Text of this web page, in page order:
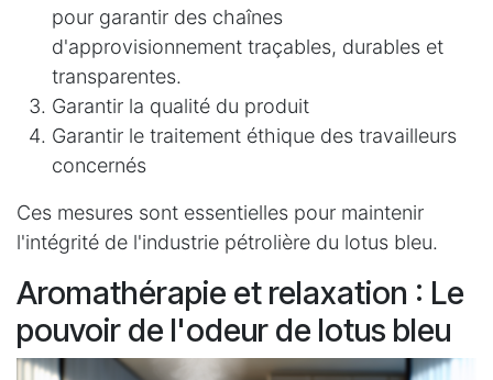
pour garantir des chaînes
d'approvisionnement traçables, durables et
transparentes.
Garantir la qualité du produit
Garantir le traitement éthique des travailleurs
concernés
Ces mesures sont essentielles pour maintenir
l'intégrité de l'industrie pétrolière du lotus bleu.
Aromathérapie et relaxation : Le
pouvoir de l'odeur de lotus bleu